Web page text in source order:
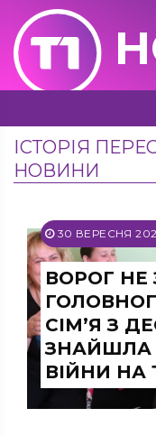
ІСТОРІЯ
НОВИНИ
30 ВЕРЕСНЯ
ВОРОГ НЕ
СІМ’Я З
ЗНАЙШЛА
ВІЙНИ НА